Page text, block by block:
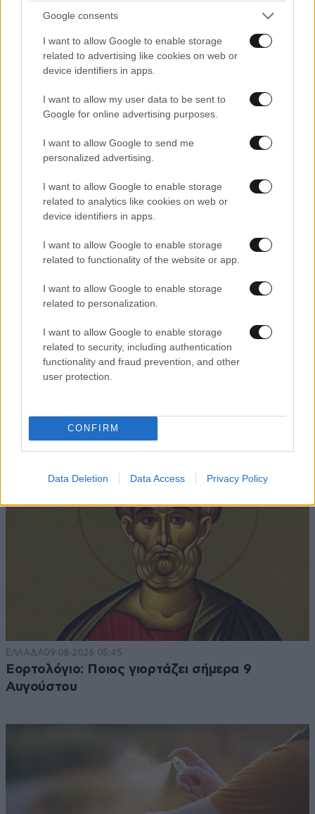
Google consents
I want to allow Google to enable storage
related to advertising like cookies on web or
device identifiers in apps.
I want to allow my user data to be sent to
Google for online advertising purposes.
I want to allow Google to send me
personalized advertising.
I want to allow Google to enable storage
related to analytics like cookies on web or
device identifiers in apps.
I want to allow Google to enable storage
related to functionality of the website or app.
I want to allow Google to enable storage
related to personalization.
I want to allow Google to enable storage
related to security, including authentication
functionality and fraud prevention, and other
user protection.
CONFIRM
Data Deletion Data Access Privacy Policy
ΚΟΣΜΟΣ09·08·2026 07:44
Η αυτοκρατορία του «Έντικ» και ο «μεγάλος»
που φέρεται να βρίσκεται πίσω του – Τι ορίζει ο
09·08·2026 09:30
ιδανικό πρόγραμμα καθώς μεγαλώνετε
ΕΛΛΑΔΑ09·08·2026 05:45
Εορτολόγιο: Ποιος γιορτάζει σήμερα 9
Αυγούστου